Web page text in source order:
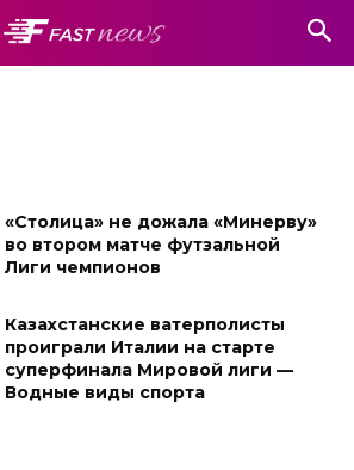
«Столица» не дожала «Минерву»
во втором матче футзальной
Лиги чемпионов
Казахстанские ватерполисты
проиграли Италии на старте
суперфинала Мировой лиги —
Водные виды спорта